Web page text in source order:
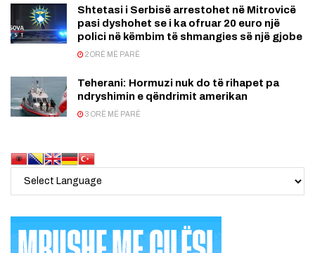
Shtetasi i Serbisë arrestohet në Mitrovicë
pasi dyshohet se i ka ofruar 20 euro një
polici në këmbim të shmangies së një gjobe
2 ORË MË PARË
Teherani: Hormuzi nuk do të rihapet pa
ndryshimin e qëndrimit amerikan
3 ORË MË PARË